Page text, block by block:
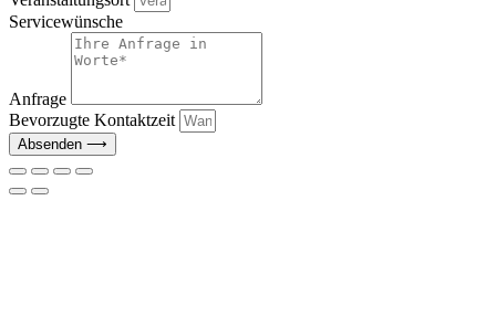
Servicewünsche
Anfrage
Bevorzugte Kontaktzeit
Absenden ⟶